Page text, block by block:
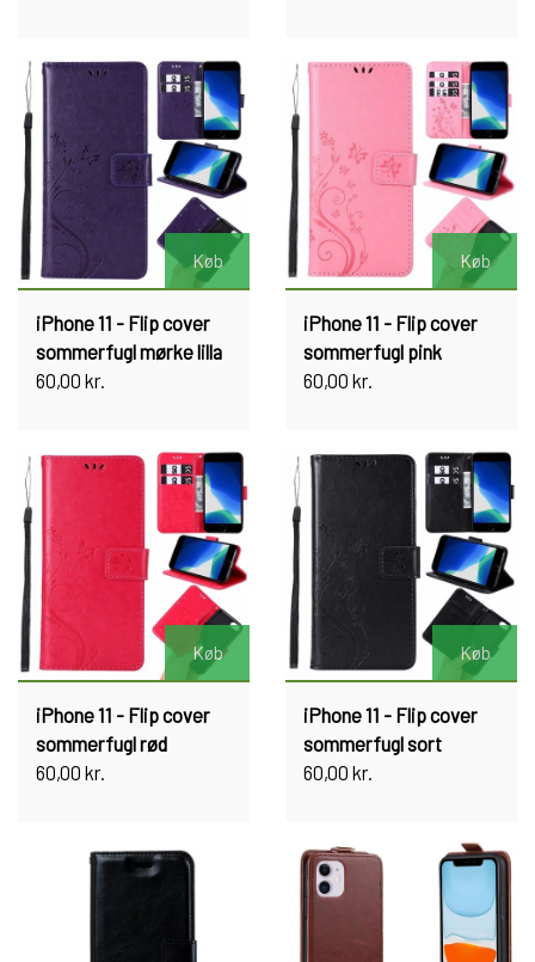
Køb
iPhone 11 - Flip cover
sommerfugl mørke lilla
60,00 kr.
Køb
iPhone 11 - Flip cover
sommerfugl pink
60,00 kr.
Køb
iPhone 11 - Flip cover
sommerfugl rød
60,00 kr.
Køb
iPhone 11 - Flip cover
sommerfugl sort
60,00 kr.